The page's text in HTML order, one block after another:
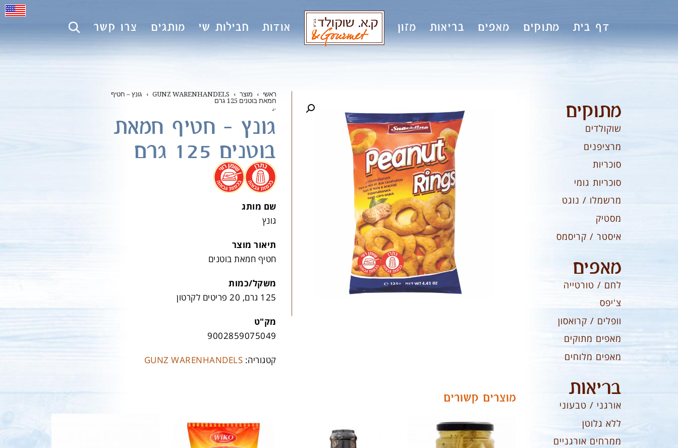
דף בית מתוקים מאפים בריאות מזון אודות חבילות שי מותגים צרו קשר
ראשי › מוצר ›
GUNZ WARENHANDELS
›
גונץ – חטיף
חמאת בוטנים 125 גרם
.
.
גונץ – חטיף חמאת
בוטנים 125 גרם
.
.
שם מותג
גונץ
תיאור מוצר
חטיף חמאת בוטנים
משקל/כמות
125 גרם, 20 פריטים לקרטון
מק"ט
9002859075049
קטגוריה: GUNZ WARENHANDELS
מוצרים קשורים
מתוקים
שוקולדים
מרציפנים
סוכריות
סוכריות גומי
מרשמלו / נוגט
מסטיק
איסטר / קריסמס
מאפים
לחם / טורטייה
צ'יפס
וופלים / קרואסון
מאפים מתוקים
מאפים מלוחים
בריאות
אורגני / טבעוני
ללא גלוטן
ממרחים אורגניים